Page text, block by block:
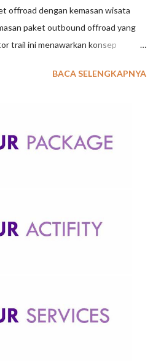
offroad dengan kemasan wisata
paket outbound offroad yang
trail ini menawarkan konsep
kemasan wisata paket baru di
Motor Trail merupakan motor
Motor Trail bisa dipakai di jalan
Bagi orang awam, motor trail dan,
saja karena memang sekilas
fisik ketiga jenis motor ini
yang ramping dan tinggi,
dan juga bunyinya yang nyaring.
DI JALAN RAYA Motor trail
atau motor all road. Ini karena
BACA SELENGKAPNYA